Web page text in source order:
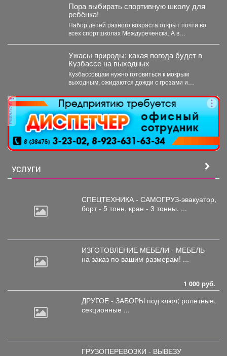
Пора выбирать спортивную школу для
ребёнка!
Набор детей разного возраста открыт почти во
всех спортшколах Междуреченска. А в
Ужасы природы: какая погода будет в
Кузбассе на выходных
Кузбассовцам нужно готовиться к мокрым
выходным, ожидаются дожди с грозами и
реклама
УСЛУГИ
СПЕЦТЕХНИКА - САМОГРУЗ-эвакуатор,
борт - 5 тонн, кран - 3 тонны. ...
ИЗГОТОВЛЕНИЕ МЕБЕЛИ - МЕБЕЛЬ
на заказ по вашим размерам! ...
1 000 руб.
ДРУГОЕ - ЗАБОРЫ под ключ; ролетные,
секционные ...
ГРУЗОПЕРЕВОЗКИ - ВЫВЕЗУ